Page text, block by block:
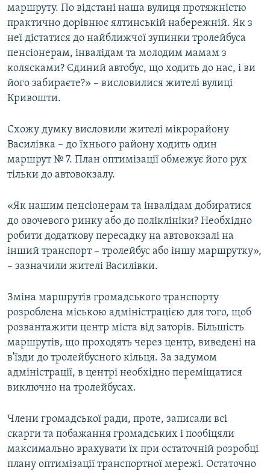
маршруту. По відстані наша вулиця протяжністю
практично дорівнює ялтинській набережній. Як з
неї дістатися до найближчої зупинки тролейбуса
пенсіонерам, інвалідам та молодим мамам з
колясками? Єдиний автобус, що ходить до нас, і ви
його забираєте?» – висловилися жителі вулиці
Кривошти.
Схожу думку висловили жителі мікрорайону
Василівка – до їхнього району ходить один
маршрут № 7. План оптимізації обмежує його рух
тільки до автовокзалу.
«Як нашим пенсіонерам та інвалідам добиратися
до овочевого ринку або до поліклініки? Необхідно
робити додаткову пересадку на автовокзалі на
інший транспорт – тролейбус або іншу маршрутку»,
– зазначили жителі Василівки.
Зміна маршрутів громадського транспорту
розроблена міською адміністрацією для того, щоб
розвантажити центр міста від заторів. Більшість
маршрутів, що проходять через центр, виведені на
в'їзди до тролейбусного кільця. За задумом
адміністрації, в центрі необхідно переміщатися
виключно на тролейбусах.
Члени громадської ради, проте, записали всі
скарги та побажання громадських і пообіцяли
максимально врахувати їх при остаточній розробці
плану оптимізації транспортної мережі. Остаточно